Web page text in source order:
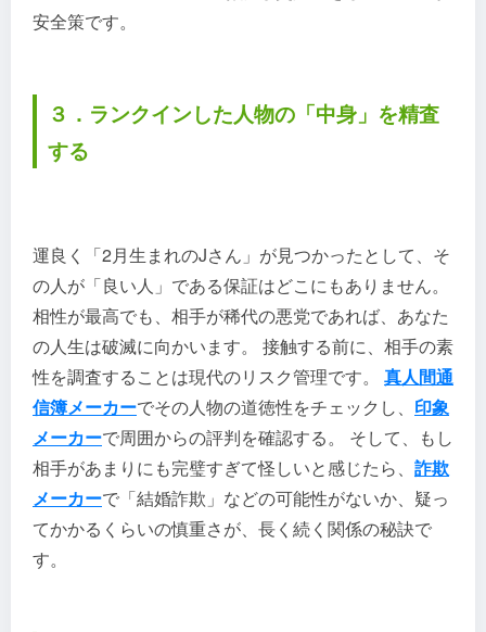
安全策です。
３．ランクインした人物の「中身」を精査
する
運良く「2月生まれのJさん」が見つかったとして、そ
の人が「良い人」である保証はどこにもありません。
相性が最高でも、相手が稀代の悪党であれば、あなた
の人生は破滅に向かいます。 接触する前に、相手の素
性を調査することは現代のリスク管理です。 真人間通
信簿メーカーでその人物の道徳性をチェックし、 印象
メーカーで周囲からの評判を確認する。 そして、もし
相手があまりにも完璧すぎて怪しいと感じたら、 詐欺
メーカーで「結婚詐欺」などの可能性がないか、疑っ
てかかるくらいの慎重さが、長く続く関係の秘訣で
す。